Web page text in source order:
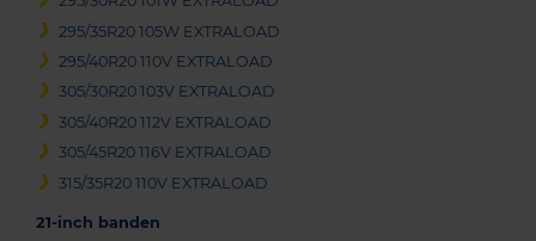
295/35R20 105W EXTRALOAD
295/40R20 110V EXTRALOAD
305/30R20 103V EXTRALOAD
305/40R20 112V EXTRALOAD
305/45R20 116V EXTRALOAD
315/35R20 110V EXTRALOAD
21-inch banden